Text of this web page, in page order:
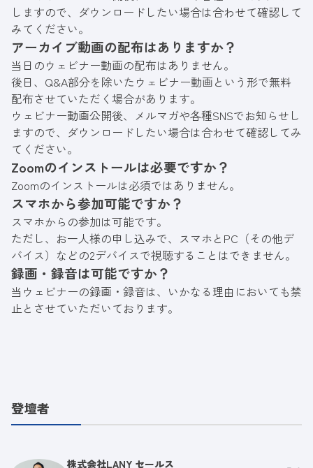
しますので、ダウンロードしたい場合は合わせて確認して
みてください。
アーカイブ動画の配布はありますか？
当日のウェビナー動画の配布はありません。
後日、Q&A部分を除いたウェビナー動画という形で無料
配布させていただく場合があります。
ウェビナー動画公開後、メルマガや各種SNSでお知らせし
ますので、ダウンロードしたい場合は合わせて確認してみ
てください。
Zoomのインストールは必要ですか？
Zoomのインストールは必須ではありません。
スマホから参加可能ですか？
スマホからの参加は可能です。
ただし、お一人様の申し込みで、スマホとPC（その他デ
バイス）などの2デバイスで視聴することはできません。
録画・録音は可能ですか？
当ウェビナーの録画・録音は、いかなる理由においても禁
止とさせていただいております。
登壇者
株式会社LANY セールス